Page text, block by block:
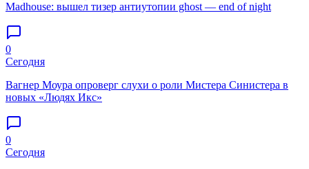
Madhouse: вышел тизер антиутопии ghost — end of night
0
Сегодня
Вагнер Моура опроверг слухи о роли Мистера Синистера в
новых «Людях Икс»
0
Сегодня